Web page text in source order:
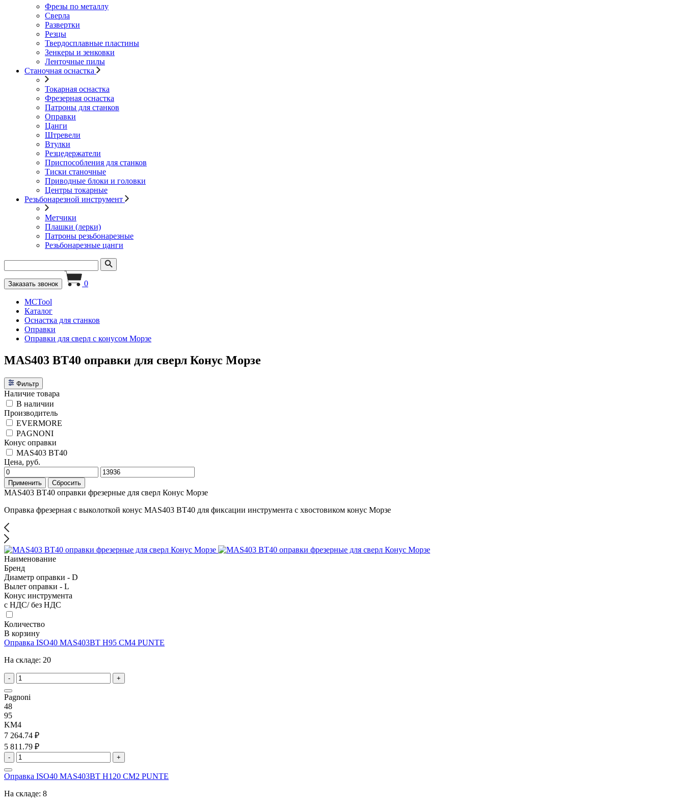
Фрезы по металлу
Сверла
Развертки
Резцы
Твердосплавные пластины
Зенкеры и зенковки
Ленточные пилы
Станочная оснастка
Токарная оснастка
Фрезерная оснастка
Патроны для станков
Оправки
Цанги
Штревели
Втулки
Резцедержатели
Приспособления для станков
Тиски станочные
Приводные блоки и головки
Центры токарные
Резьбонарезной инструмент
Метчики
Плашки (лерки)
Патроны резьбонарезные
Резьбонарезные цанги
Заказать звонок 0
MCTool
Каталог
Оснастка для станков
Оправки
Оправки для сверл с конусом Морзе
MAS403 BT40 оправки для сверл Конус Морзе
Фильтр
Наличие товара
В наличии
Производитель
EVERMORE
PAGNONI
Конус оправки
MAS403 BT40
Цена, руб.
Применить Сбросить
MAS403 BT40 оправки фрезерные для сверл Конус Морзе
Оправка фрезерная с выколоткой конус MAS403 BT40 для фиксации инструмента с хвостовиком конус Морзе
Наименование
Бренд
Диаметр оправки - D
Вылет оправки - L
Конус инструмента
с НДС/ без НДС
Количество
В корзину
Оправка ISO40 MAS403BT H95 CM4 PUNTE
На складе: 20
- +
Pagnoni
48
95
KM4
7 264.74 ₽
5 811.79 ₽
- +
Оправка ISO40 MAS403BT H120 CM2 PUNTE
На складе: 8